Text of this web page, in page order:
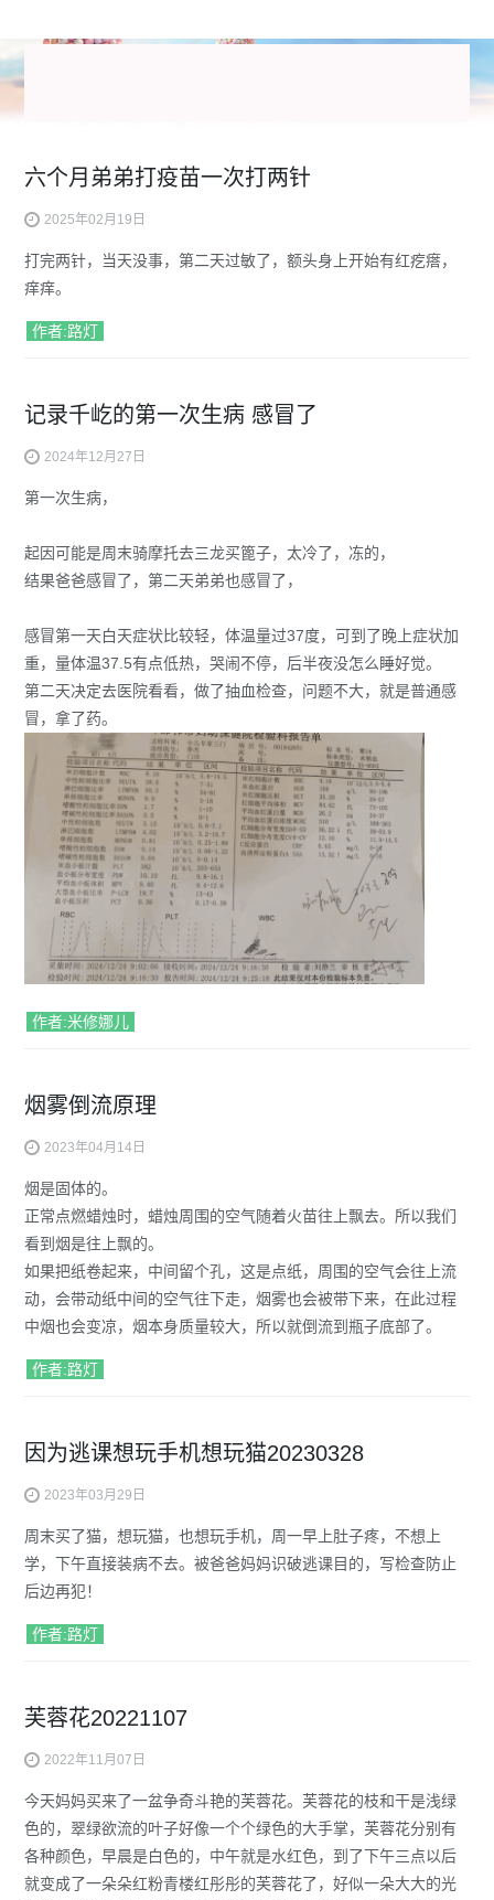
六个月弟弟打疫苗一次打两针
2025年02月19日
打完两针，当天没事，第二天过敏了，额头身上开始有红疙瘩，
痒痒。
作者:路灯
记录千屹的第一次生病 感冒了
2024年12月27日
第一次生病，
起因可能是周末骑摩托去三龙买篦子，太冷了，冻的，
结果爸爸感冒了，第二天弟弟也感冒了，
感冒第一天白天症状比较轻，体温量过37度，可到了晚上症状加
重，量体温37.5有点低热，哭闹不停，后半夜没怎么睡好觉。
第二天决定去医院看看，做了抽血检查，问题不大，就是普通感
冒，拿了药。
作者:米修娜儿
烟雾倒流原理
2023年04月14日
烟是固体的。
正常点燃蜡烛时，蜡烛周围的空气随着火苗往上飘去。所以我们
看到烟是往上飘的。
如果把纸卷起来，中间留个孔，这是点纸，周围的空气会往上流
动，会带动纸中间的空气往下走，烟雾也会被带下来，在此过程
中烟也会变凉，烟本身质量较大，所以就倒流到瓶子底部了。
作者:路灯
因为逃课想玩手机想玩猫20230328
2023年03月29日
周末买了猫，想玩猫，也想玩手机，周一早上肚子疼，不想上
学，下午直接装病不去。被爸爸妈妈识破逃课目的，写检查防止
后边再犯！
作者:路灯
芙蓉花20221107
2022年11月07日
今天妈妈买来了一盆争奇斗艳的芙蓉花。芙蓉花的枝和干是浅绿
色的，翠绿欲流的叶子好像一个个绿色的大手掌，芙蓉花分别有
各种颜色，早晨是白色的，中午就是水红色，到了下午三点以后
就变成了一朵朵红粉青楼红彤彤的芙蓉花了，好似一朵大大的光